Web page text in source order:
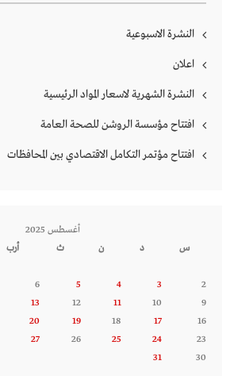
النشرة الاسبوعية
اعلان
النشرة الشهرية لاسعار المواد الرئيسية
افتتاح مؤسسة الروشن للصحة العامة
افتتاح مؤتمر التكامل الاقتصادي بين المحافظات
أغسطس 2025
س
د ن ث أرب
2
3
4
5
6
9
10
11
12
13
16
17
18
19
20
23
24
25
26
27
30
31